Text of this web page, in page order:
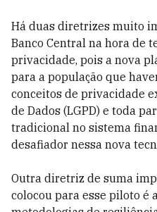
Há duas diretrizes muito
Banco Central na hora de
privacidade, pois a nova
para a população que
conceitos de privacidade
de Dados (LGPD) e toda
tradicional no sistema
desafiador nessa nova
Outra diretriz de suma
colocou para esse piloto é